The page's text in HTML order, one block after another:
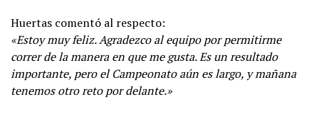
Huertas comentó al respecto:
«Estoy muy feliz. Agradezco al equipo por permitirme
correr de la manera en que me gusta. Es un resultado
importante, pero el Campeonato aún es largo, y mañana
tenemos otro reto por delante.»